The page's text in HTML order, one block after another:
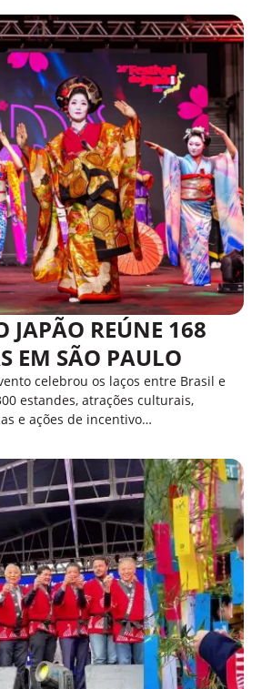
JAPÃO REÚNE 168
EM SÃO PAULO
celebrou os laços entre Brasil e
estandes, atrações culturais,
e ações de incentivo…